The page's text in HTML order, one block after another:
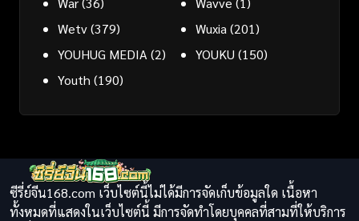
Wetv(379) Wuxia (201)
YOUHUG MEDIA (2) YOUKU (150)
Youth (190)
ซีรี่ย์จีน168.com เว็บไซต์นี้ไม่ได้มีการจัดเก็บข้อมูลใด เนื้อหา
ทั้งหมดที่แสดงในเว็บไซต์นี้ มีการจัดทำโดยบุคคลที่สามที่ให้บริการ